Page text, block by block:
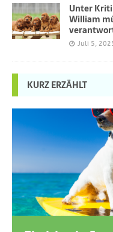
Unter
William
Juli 5,
KURZ ERZÄHLT